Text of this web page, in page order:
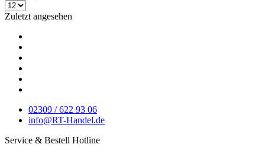
Zuletzt angesehen
02309 / 622 93 06
info@RT-Handel.de
Service & Bestell Hotline